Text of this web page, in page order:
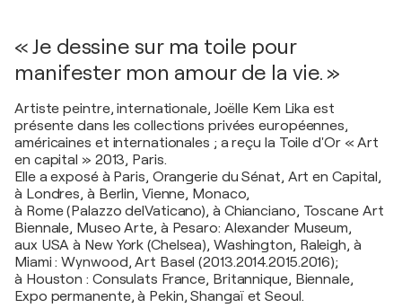
« Je dessine sur ma toile pour
manifester mon amour de la vie. »
Artiste peintre, internationale, Joëlle Kem Lika est
présente dans les collections privées européennes,
américaines et internationales ; a reçu la Toile d'Or « Art
en capital » 2013, Paris.
Elle a exposé à Paris, Orangerie du Sénat, Art en Capital,
à Londres, à Berlin, Vienne, Monaco,
à Rome (Palazzo delVaticano), à Chianciano, Toscane Art
Biennale, Museo Arte, à Pesaro: Alexander Museum,
aux USA à New York (Chelsea), Washington, Raleigh, à
Miami : Wynwood, Art Basel (2013.2014.2015.2016);
à Houston : Consulats France, Britannique, Biennale,
Expo permanente, à Pekin, Shangaï et Seoul.